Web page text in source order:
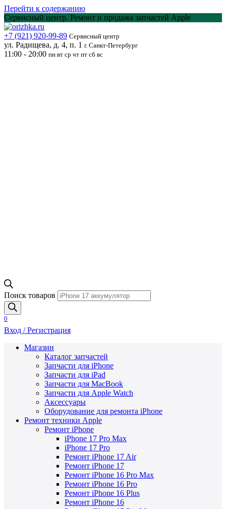
Перейти к содержанию
Сервисный центр. Ремонт и продажа запчастей Apple
+7 (921) 920-99-89 Сервисный центр
ул. Радищева, д. 4, п. 1 г. Санкт-Петербург
11:00 - 20:00 пн вт ср чт пт сб вс
Поиск товаров
0
Вход / Регистрация
Магазин
Каталог запчастей
Запчасти для iPhone
Запчасти для iPad
Запчасти для MacBook
Запчасти для Apple Watch
Аксессуары
Оборудование для ремонта iPhone
Ремонт техники Apple
Ремонт iPhone
iPhone 17 Pro Max
iPhone 17 Pro
Ремонт iPhone 17 Air
Ремонт iPhone 17
Ремонт iPhone 16 Pro Max
Ремонт iPhone 16 Pro
Ремонт iPhone 16 Plus
Ремонт iPhone 16